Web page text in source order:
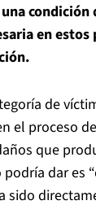
condición
en estos
de
el proceso
que
dar es
sido